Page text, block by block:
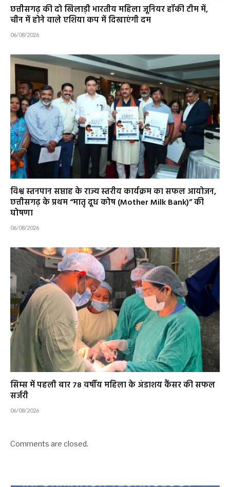
छत्तीसगढ़ की दो खिलाड़ी भारतीय महिला जूनियर हॉकी टीम में,
चीन में होने वाले एशिया कप में दिखाएंगी दम
06/08/2026
विश्व स्तनपान सप्ताह के राज्य स्तरीय कार्यक्रम का सफल आयोजन,
छत्तीसगढ़ के प्रथम “मातृ दूध कोष (Mother Milk Bank)” की
घोषणा
06/08/2026
सिम्स में पहली बार 78 वर्षीय महिला के अंडाशय कैंसर की सफल
सर्जरी
06/08/2026
Comments are closed.